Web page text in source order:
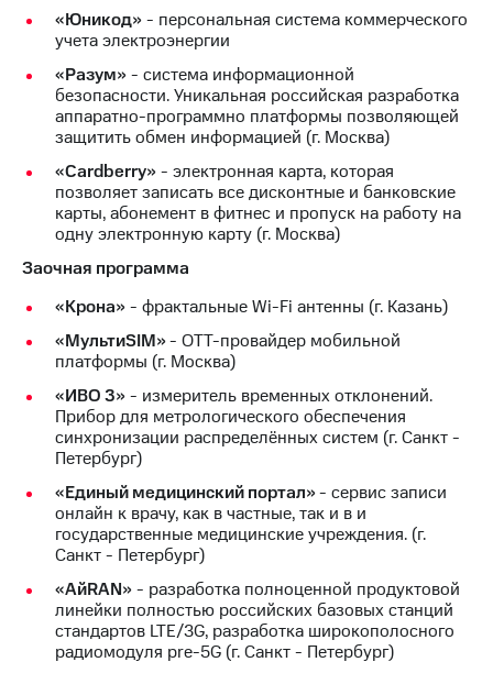
«Юникод»- персональная система коммерческого
учета электроэнергии
«Разум»- система информационной
безопасности. Уникальная российская разработка
аппаратно-программно платформы позволяющей
защитить обмен информацией (г. Москва)
«Cardberry»- электронная карта, которая
позволяет записать все дисконтные и банковские
карты, абонемент в фитнес и пропуск на работу на
одну электронную карту (г. Москва)
Заочная программа
«Крона»- фрактальные Wi-Fi антенны (г. Казань)
«МультиSIM»- OTT-провайдер мобильной
платформы (г. Москва)
«ИВО 3»- измеритель временных отклонений.
Прибор для метрологического обеспечения
синхронизации распределённых систем (г. Санкт -
Петербург)
«Единый медицинский портал»- сервис записи
онлайн к врачу, как в частные, так и в и
государственные медицинские учреждения. (г.
Санкт - Петербург)
«АйRAN»- разработка полноценной продуктовой
линейки полностью российских базовых станций
стандартов LTE/3G, разработка широкополосного
радиомодуля pre-5G (г. Санкт - Петербург)